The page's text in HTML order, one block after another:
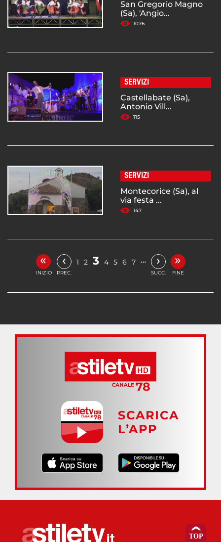
San Gregorio Magno
(Sa), 'Angio...
1076
SERVIZI
Castellabate (Sa),
Antonio Vill...
115
SERVIZI
Montecorice (Sa), al
via festa ...
147
«
INIZIO
‹
PREC.
1 2 3 4 5 6 7 … ›
SUCC.
»
FINE
SCARICA
L’APP